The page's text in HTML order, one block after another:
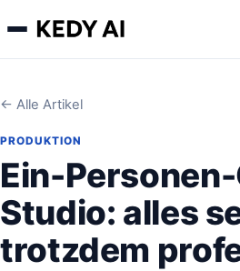
← Alle Artikel
PRODUKTION
Ein-
Studio: alles
trotzdem